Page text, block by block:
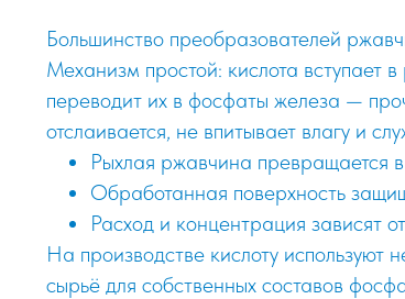
Большинство преобразователей
Механизм простой: кислота
переводит их в фосфаты железа —
отслаивается, не впитывает влагу и
Рыхлая ржавчина превращается
Обработанная поверхность
Расход и концентрация зависят
На производстве кислоту используют
сырьё для собственных составов